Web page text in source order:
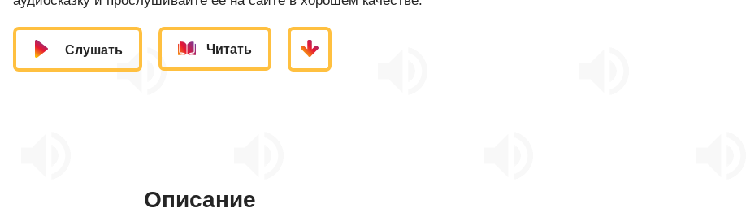
Слушать Читать
Описание